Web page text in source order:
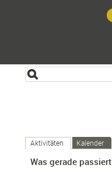
Aktivitäten Kalender
Was gerade passiert